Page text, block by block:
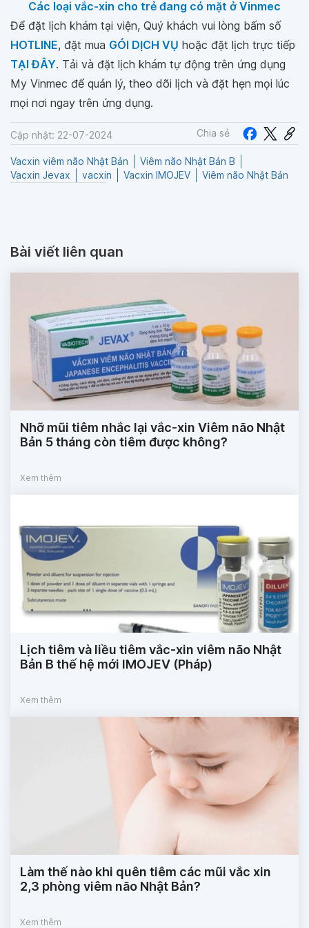
Các loại vắc-xin cho trẻ đang có mặt ở Vinmec
Để đặt lịch khám tại viện, Quý khách vui lòng bấm số
HOTLINE, đặt mua GÓI DỊCH VỤ hoặc đặt lịch trực tiếp
TẠI ĐÂY. Tải và đặt lịch khám tự động trên ứng dụng
My Vinmec để quản lý, theo dõi lịch và đặt hẹn mọi lúc
mọi nơi ngay trên ứng dụng.
Cập nhật: 22-07-2024 Chia sẻ
Vacxin viêm não Nhật Bản
Viêm não Nhật Bản B
Vacxin Jevax
vacxin Vacxin IMOJEV Viêm não Nhật Bản
Bài viết liên quan
Nhỡ mũi tiêm nhắc lại vắc-xin Viêm não Nhật
Bản 5 tháng còn tiêm được không?
Xem thêm
Lịch tiêm và liều tiêm vắc-xin viêm não Nhật
Bản B thế hệ mới IMOJEV (Pháp)
Xem thêm
Làm thế nào khi quên tiêm các mũi vắc xin
2,3 phòng viêm não Nhật Bản?
Xem thêm